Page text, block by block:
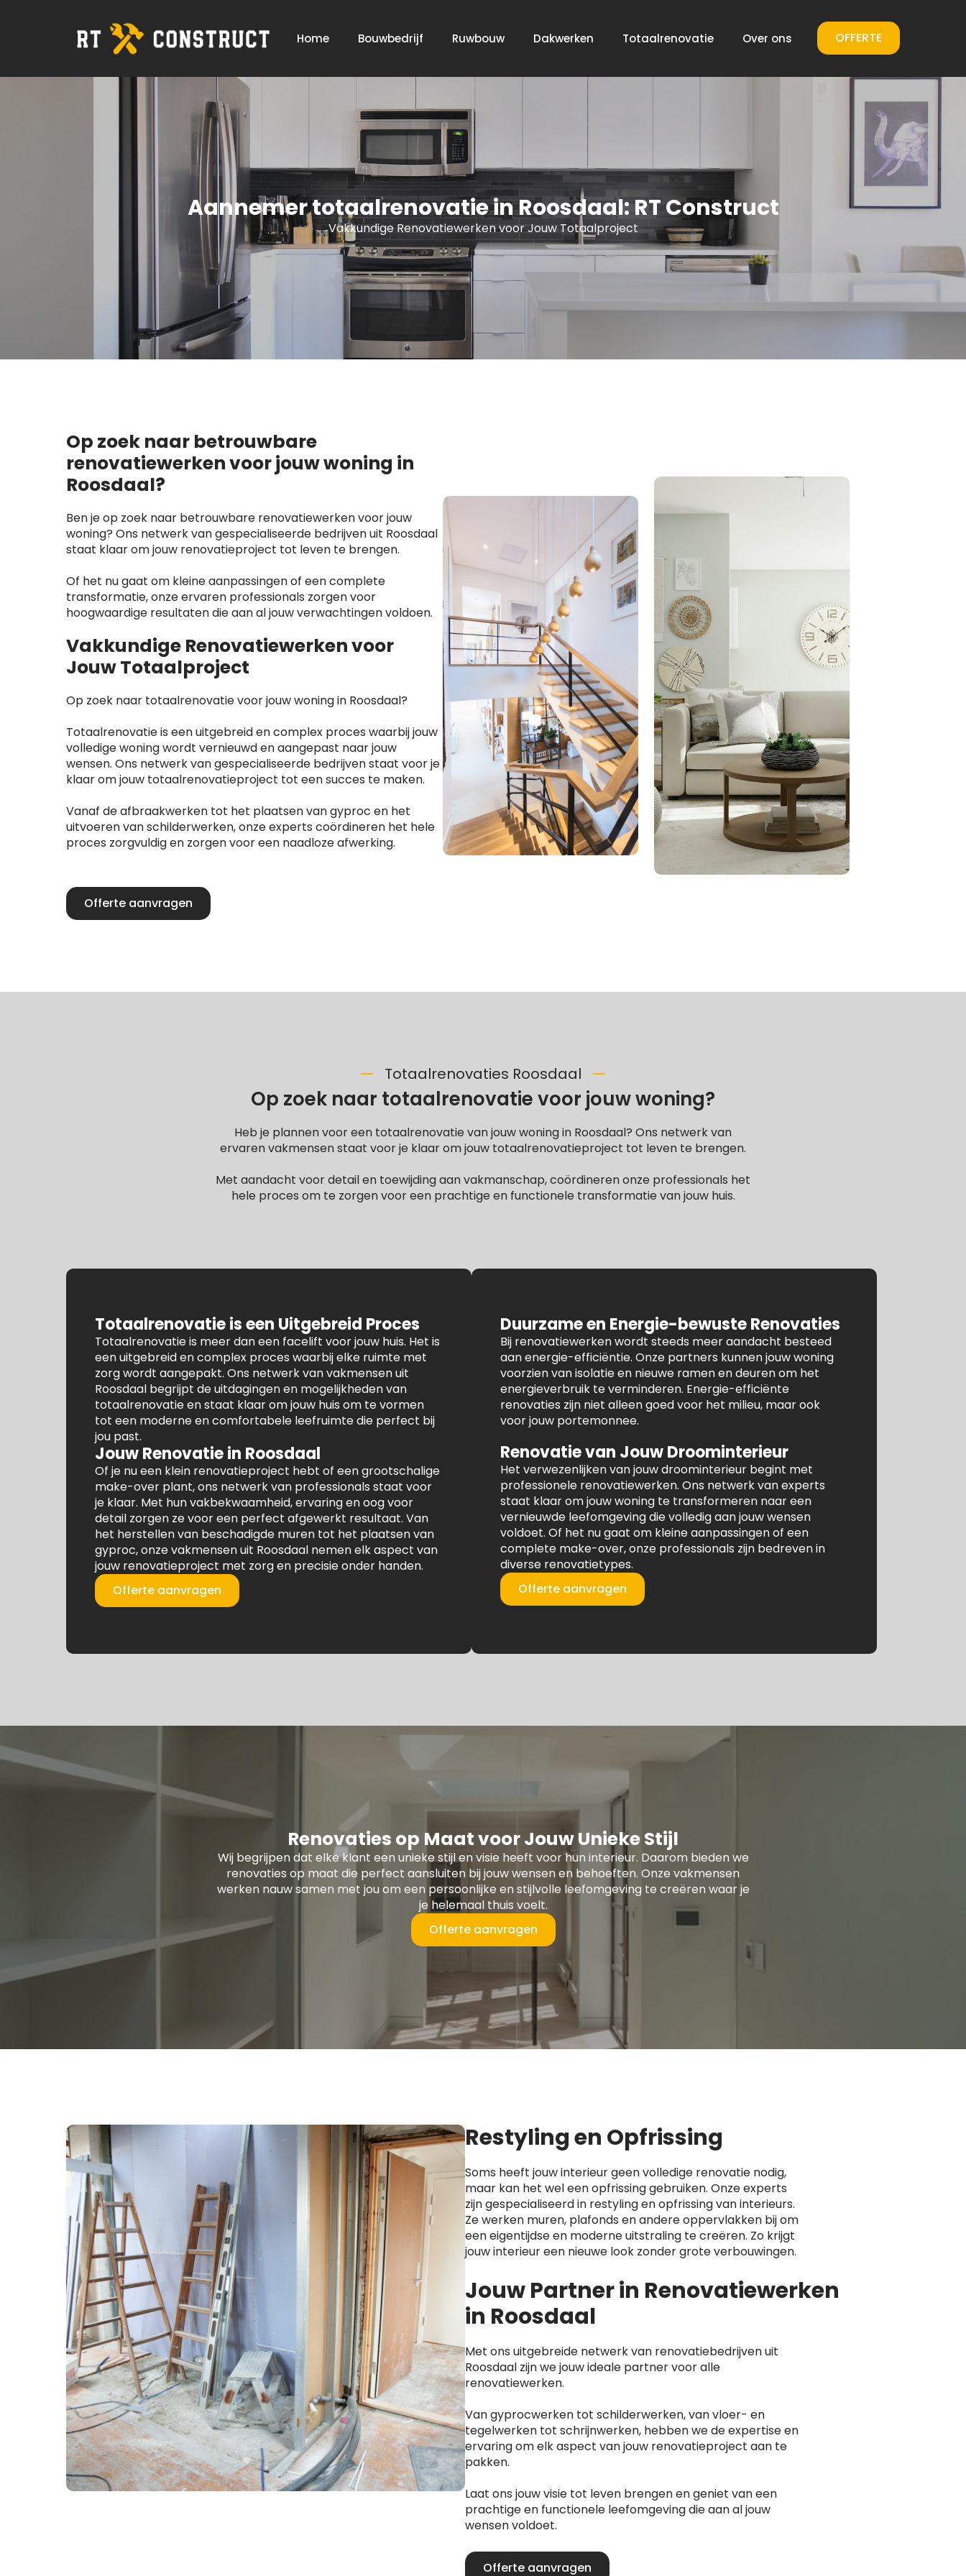
Home Bouwbedrijf Ruwbouw Dakwerken Totaalrenovatie Over ons OFFERTE
Aannemer totaalrenovatie in Roosdaal: RT Construct
Vakkundige Renovatiewerken voor Jouw Totaalproject
Op zoek naar betrouwbare
renovatiewerken voor jouw woning in
Roosdaal?
Ben je op zoek naar betrouwbare renovatiewerken voor jouw
woning? Ons netwerk van gespecialiseerde bedrijven uit Roosdaal
staat klaar om jouw renovatieproject tot leven te brengen.
Of het nu gaat om kleine aanpassingen of een complete
transformatie, onze ervaren professionals zorgen voor
hoogwaardige resultaten die aan al jouw verwachtingen voldoen.
Vakkundige Renovatiewerken voor
Jouw Totaalproject
Op zoek naar totaalrenovatie voor jouw woning in Roosdaal?
Totaalrenovatie is een uitgebreid en complex proces waarbij jouw
volledige woning wordt vernieuwd en aangepast naar jouw
wensen. Ons netwerk van gespecialiseerde bedrijven staat voor je
klaar om jouw totaalrenovatieproject tot een succes te maken.
Vanaf de afbraakwerken tot het plaatsen van gyproc en het
uitvoeren van schilderwerken, onze experts coördineren het hele
proces zorgvuldig en zorgen voor een naadloze afwerking.
Offerte aanvragen
Totaalrenovaties Roosdaal
Op zoek naar totaalrenovatie voor jouw woning?
Heb je plannen voor een totaalrenovatie van jouw woning in Roosdaal? Ons netwerk van
ervaren vakmensen staat voor je klaar om jouw totaalrenovatieproject tot leven te brengen.
Met aandacht voor detail en toewijding aan vakmanschap, coördineren onze professionals het
hele proces om te zorgen voor een prachtige en functionele transformatie van jouw huis.
Totaalrenovatie is een Uitgebreid Proces
Totaalrenovatie is meer dan een facelift voor jouw huis. Het is
een uitgebreid en complex proces waarbij elke ruimte met
zorg wordt aangepakt. Ons netwerk van vakmensen uit
Roosdaal begrijpt de uitdagingen en mogelijkheden van
totaalrenovatie en staat klaar om jouw huis om te vormen
tot een moderne en comfortabele leefruimte die perfect bij
jou past.
Jouw Renovatie in Roosdaal
Of je nu een klein renovatieproject hebt of een grootschalige
make-over plant, ons netwerk van professionals staat voor
je klaar. Met hun vakbekwaamheid, ervaring en oog voor
detail zorgen ze voor een perfect afgewerkt resultaat. Van
het herstellen van beschadigde muren tot het plaatsen van
gyproc, onze vakmensen uit Roosdaal nemen elk aspect van
jouw renovatieproject met zorg en precisie onder handen.
Offerte aanvragen
Duurzame en Energie-bewuste Renovaties
Bij renovatiewerken wordt steeds meer aandacht besteed
aan energie-efficiëntie. Onze partners kunnen jouw woning
voorzien van isolatie en nieuwe ramen en deuren om het
energieverbruik te verminderen. Energie-efficiënte
renovaties zijn niet alleen goed voor het milieu, maar ook
voor jouw portemonnee.
Renovatie van Jouw Droominterieur
Het verwezenlijken van jouw droominterieur begint met
professionele renovatiewerken. Ons netwerk van experts
staat klaar om jouw woning te transformeren naar een
vernieuwde leefomgeving die volledig aan jouw wensen
voldoet. Of het nu gaat om kleine aanpassingen of een
complete make-over, onze professionals zijn bedreven in
diverse renovatietypes.
Offerte aanvragen
Renovaties op Maat voor Jouw Unieke Stijl
Wij begrijpen dat elke klant een unieke stijl en visie heeft voor hun interieur. Daarom bieden we
renovaties op maat die perfect aansluiten bij jouw wensen en behoeften. Onze vakmensen
werken nauw samen met jou om een persoonlijke en stijlvolle leefomgeving te creëren waar je
je helemaal thuis voelt.
Offerte aanvragen
Restyling en Opfrissing
Soms heeft jouw interieur geen volledige renovatie nodig,
maar kan het wel een opfrissing gebruiken. Onze experts
zijn gespecialiseerd in restyling en opfrissing van interieurs.
Ze werken muren, plafonds en andere oppervlakken bij om
een eigentijdse en moderne uitstraling te creëren. Zo krijgt
jouw interieur een nieuwe look zonder grote verbouwingen.
Jouw Partner in Renovatiewerken
in Roosdaal
Met ons uitgebreide netwerk van renovatiebedrijven uit
Roosdaal zijn we jouw ideale partner voor alle
renovatiewerken.
Van gyprocwerken tot schilderwerken, van vloer- en
tegelwerken tot schrijnwerken, hebben we de expertise en
ervaring om elk aspect van jouw renovatieproject aan te
pakken.
Laat ons jouw visie tot leven brengen en geniet van een
prachtige en functionele leefomgeving die aan al jouw
wensen voldoet.
Offerte aanvragen